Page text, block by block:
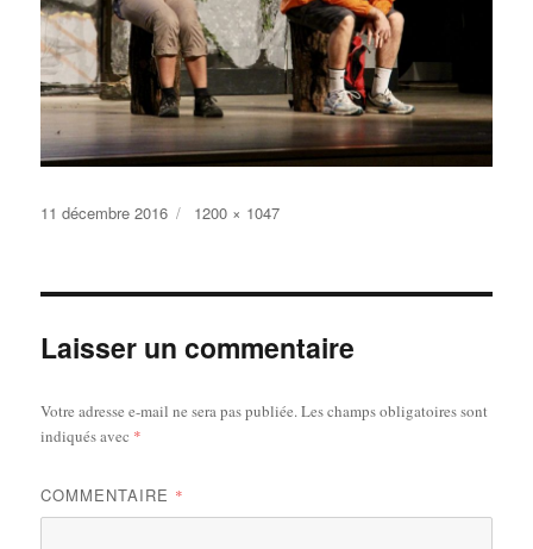
Publié
11 décembre 2016
Taille
1200 × 1047
Laisser un commentaire
Votre adresse e-mail ne sera pas publiée.Les champs obligatoires sont
indiqués avec *
COMMENTAIRE *